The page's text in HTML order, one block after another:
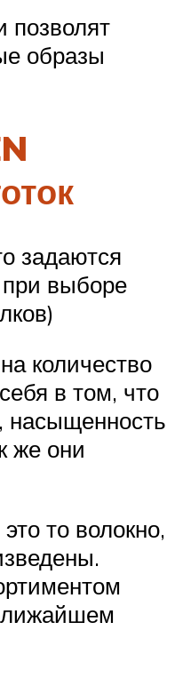
позволят
образы
задаются
выборе
количество
в том, что
насыщенность
же они
то волокно,